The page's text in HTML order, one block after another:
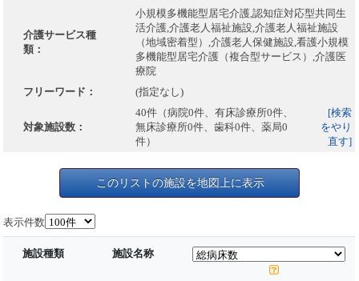
介護サービス種
類：
小規模多機能型居宅介護,認知症対応型共同生
活介護,介護老人福祉施設,介護老人福祉施設
（地域密着型）,介護老人保健施設,看護小規模
多機能型居宅介護（複合型サービス）,介護医
療院
フリーワード：
(指定なし)
対象施設数：
40件（病院0件、有床診療所0件、
無床診療所0件、歯科0件、薬局0
件）
[検索
をやり
直す]
このリストの施設を地図上に表示
表示件数
施設種類 施設名称